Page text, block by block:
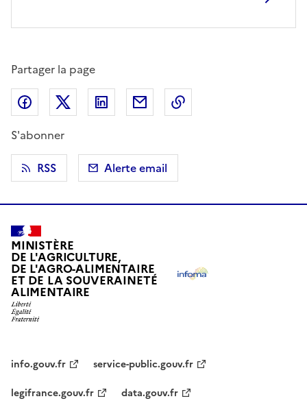
Partager la page
Partager sur Facebook
Partager sur X (anciennement Twitter)
Partager sur LinkedIn
Partager par email
S'abonner
RSS
Alerte email
MINISTÈRE
DE L'AGRICULTURE,
DE L'AGRO-ALIMENTAIRE
ET DE LA SOUVERAINETÉ
ALIMENTAIRE
info.gouv.fr
service-public.gouv.fr
legifrance.gouv.fr
data.gouv.fr